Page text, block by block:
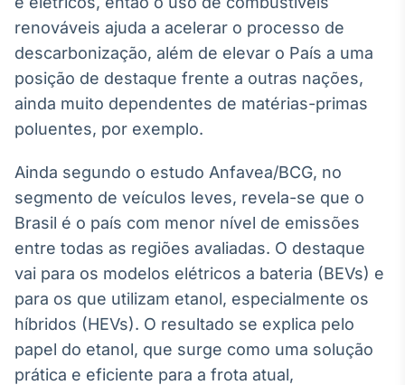
Tokenização
de ativos
Em breve
renováveis ajuda a acelerar o processo de
descarbonização, além de elevar o País a uma
posição de destaque frente a outras nações,
ainda muito dependentes de matérias-primas
poluentes, por exemplo.
Ainda segundo o estudo Anfavea/BCG, no
segmento de veículos leves, revela-se que o
Brasil é o país com menor nível de emissões
entre todas as regiões avaliadas. O destaque
vai para os modelos elétricos a bateria (BEVs) e
para os que utilizam etanol, especialmente os
híbridos (HEVs). O resultado se explica pelo
papel do etanol, que surge como uma solução
prática e eficiente para a frota atual,